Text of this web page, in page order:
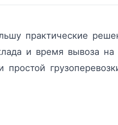
практические
и время вывоза
простой